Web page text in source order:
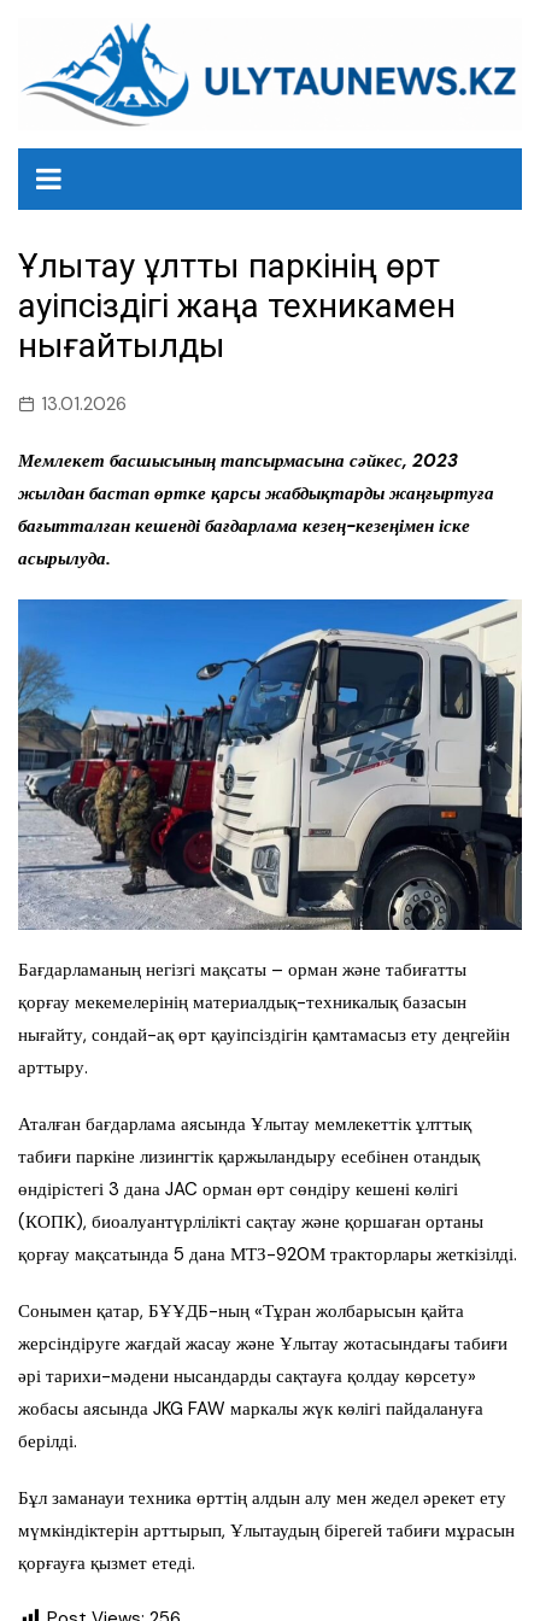
содержанию
Ұлытау ұлттық паркінің өрт
қауіпсіздігі жаңа техникамен
нығайтылды
13.01.2026
Мемлекет басшысының тапсырмасына сәйкес, 2023
жылдан бастап өртке қарсы жабдықтарды жаңғыртуға
бағытталған кешенді бағдарлама кезең-кезеңімен іске
асырылуда.
Бағдарламаның негізгі мақсаты – орман және табиғатты
қорғау мекемелерінің материалдық-техникалық базасын
нығайту, сондай-ақ өрт қауіпсіздігін қамтамасыз ету деңгейін
арттыру.
Аталған бағдарлама аясында Ұлытау мемлекеттік ұлттық
табиғи паркіне лизингтік қаржыландыру есебінен отандық
өндірістегі 3 дана JAC орман өрт сөндіру кешені көлігі
(КОПК), биоалуантүрлілікті сақтау және қоршаған ортаны
қорғау мақсатында 5 дана МТЗ-920М тракторлары жеткізілді.
Сонымен қатар, БҰҰДБ-ның «Тұран жолбарысын қайта
жерсіндіруге жағдай жасау және Ұлытау жотасындағы табиғи
әрі тарихи-мәдени нысандарды сақтауға қолдау көрсету»
жобасы аясында JKG FAW маркалы жүк көлігі пайдалануға
берілді.
Бұл заманауи техника өрттің алдын алу мен жедел әрекет ету
мүмкіндіктерін арттырып, Ұлытаудың бірегей табиғи мұрасын
қорғауға қызмет етеді.